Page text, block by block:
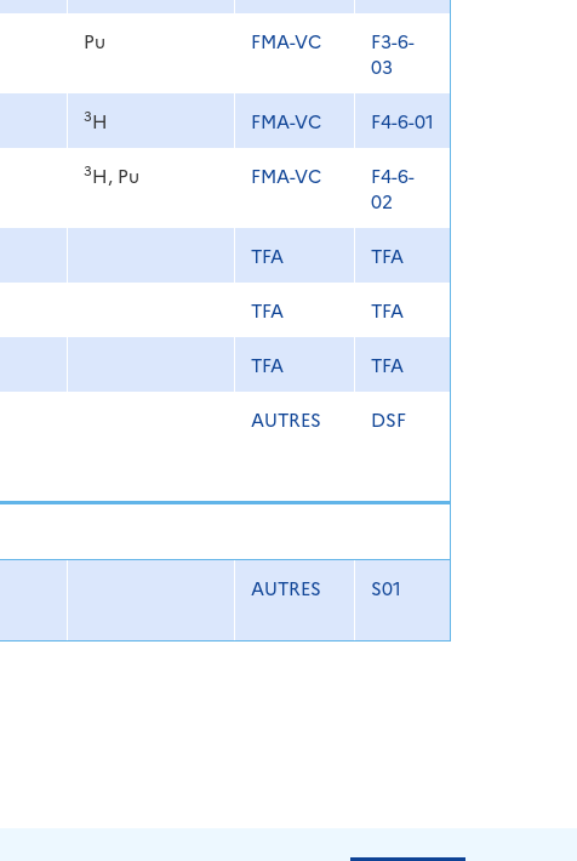
Pu FMA-VC
F3-6-
03
3H FMA-VC F4-6-01
3H, Pu FMA-VC
F4-6-
02
TFA TFA
TFA TFA
TFA TFA
AUTRES DSF
AUTRES S01